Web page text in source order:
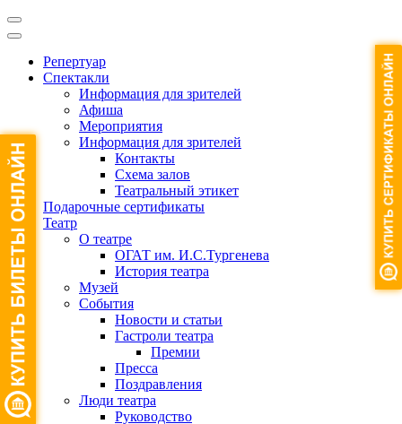
Репертуар
Спектакли
Информация для зрителей
Афиша
Мероприятия
Информация для зрителей
Контакты
Схема залов
Театральный этикет
Подарочные сертификаты
Театр
О театре
ОГАТ им. И.С.Тургенева
История театра
Музей
События
Новости и статьи
Гастроли театра
Премии
Пресса
Поздравления
Люди театра
Руководство